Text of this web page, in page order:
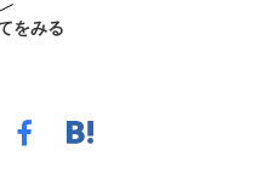
をみる